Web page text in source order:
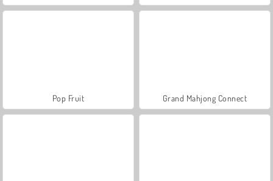
Pop Fruit Grand Mahjong Connect